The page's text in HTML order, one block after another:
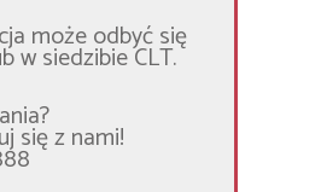
może odbyć się
w siedzibie CLT.
się z nami!